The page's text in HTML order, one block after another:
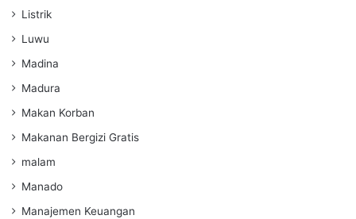
Listrik
Luwu
Madina
Madura
Makan Korban
Makanan Bergizi Gratis
malam
Manado
Manajemen Keuangan